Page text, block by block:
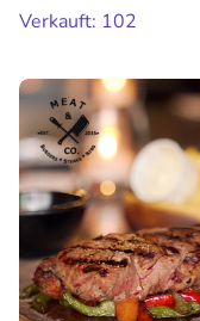
Verkauft: 102